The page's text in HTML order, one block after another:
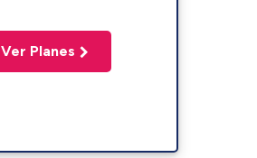
Ver Planes